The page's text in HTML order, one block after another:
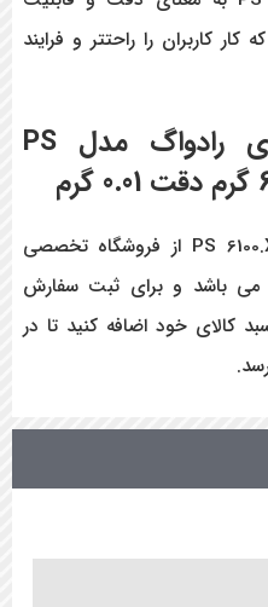
کاربران را راحتتر و فرایند
خرید و فروش ترازوی رادواگ مدل PS
خرید ترازوی رادواگ مدل PS 6100.X2.M از فروشگاه تخصصی
می باشد و برای ثبت سفارش
کالای خود اضافه کنید تا در